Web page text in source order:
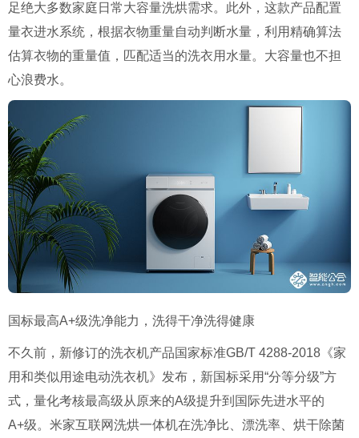
足绝大多数家庭日常大容量洗烘需求。此外，这款产品配置
量衣进水系统，根据衣物重量自动判断水量，利用精确算法
估算衣物的重量值，匹配适当的洗衣用水量。大容量也不担
心浪费水。
国标最高A+级洗净能力，洗得干净洗得健康
不久前，新修订的洗衣机产品国家标准GB/T 4288-2018 《家
用和类似用途电动洗衣机》发布，新国标采用“分等分级”方
式，量化考核最高级从原来的A级提升到国际先进水平的
A+级。米家互联网洗烘一体机在洗净比、漂洗率、烘干除菌